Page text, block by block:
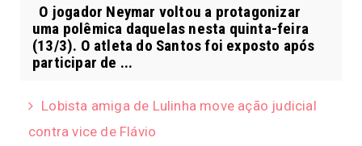
O jogador Neymar voltou a protagonizar
uma polêmica daquelas nesta quinta-feira
(13/3). O atleta do Santos foi exposto após
participar de ...
Lobista amiga de Lulinha move ação judicial
contra vice de Flávio